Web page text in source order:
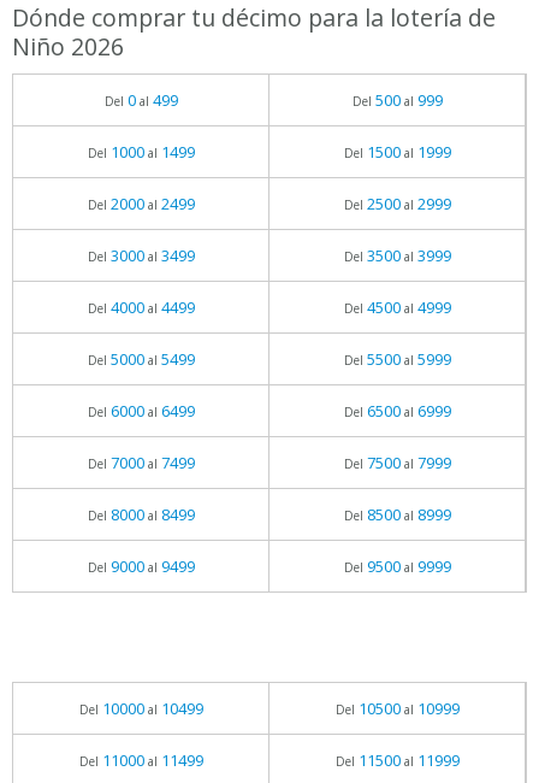
Dónde comprar tu décimo para la lotería de
Niño 2026
Del 0al 499 Del 500al 999
Del 1000al 1499 Del 1500al 1999
Del 2000al 2499 Del 2500al 2999
Del 3000al 3499 Del 3500al 3999
Del 4000al 4499 Del 4500al 4999
Del 5000al 5499 Del 5500al 5999
Del 6000al 6499 Del 6500al 6999
Del 7000al 7499 Del 7500al 7999
Del 8000al 8499 Del 8500al 8999
Del 9000al 9499 Del 9500al 9999
Del 10000al 10499 Del 10500al 10999
Del 11000al 11499 Del 11500al 11999